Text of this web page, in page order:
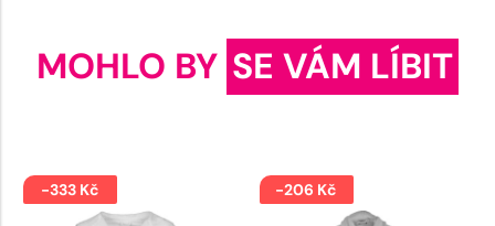
MOHLO BY SE VÁM LÍBIT
-333 Kč -206 Kč